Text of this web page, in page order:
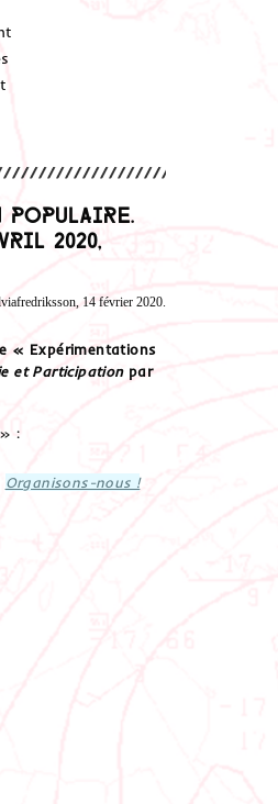
populaire.
2020,
14 février 2020.
« Expérimentations
et Participationpar
» :
Organisons-nous !